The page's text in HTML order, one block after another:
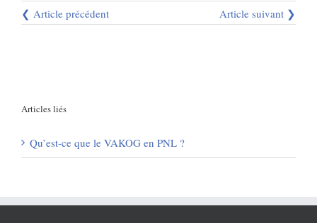
❮ Article précédent Article suivant ❯
Articles liés
Qu’est-ce que le VAKOG en PNL ?